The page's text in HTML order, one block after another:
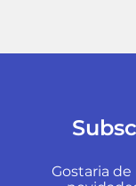
Gostaria